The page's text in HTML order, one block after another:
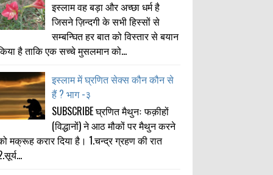
इस्लाम वह बड़ा और अच्छा धर्म है
जिसने ज़िन्दगी के सभी हिस्सों से
सम्बन्घित हर बात को विस्तार से बयान
है ताकि एक सच्चे मुसलमान को...
इस्लाम में घ्रणित सेक्स कौन कौन से
हैं ? भाग -३
SUBSCRIBE घ्रणित मैथुनः फक़ीहों
(विद्धानों) ने आठ मौकों पर मैथुन करने
मक्रूह करार दिया है। 1.चन्द्र ग्रहण की रात